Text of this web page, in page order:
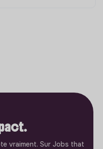
vraiment. Sur Jobs that